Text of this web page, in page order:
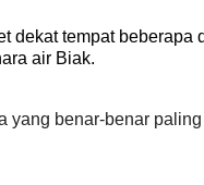
dekat tempat
air Biak.
yang benar-benar